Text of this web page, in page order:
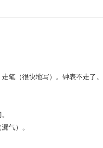
笔（很快地写）。钟表不走了。
气）。